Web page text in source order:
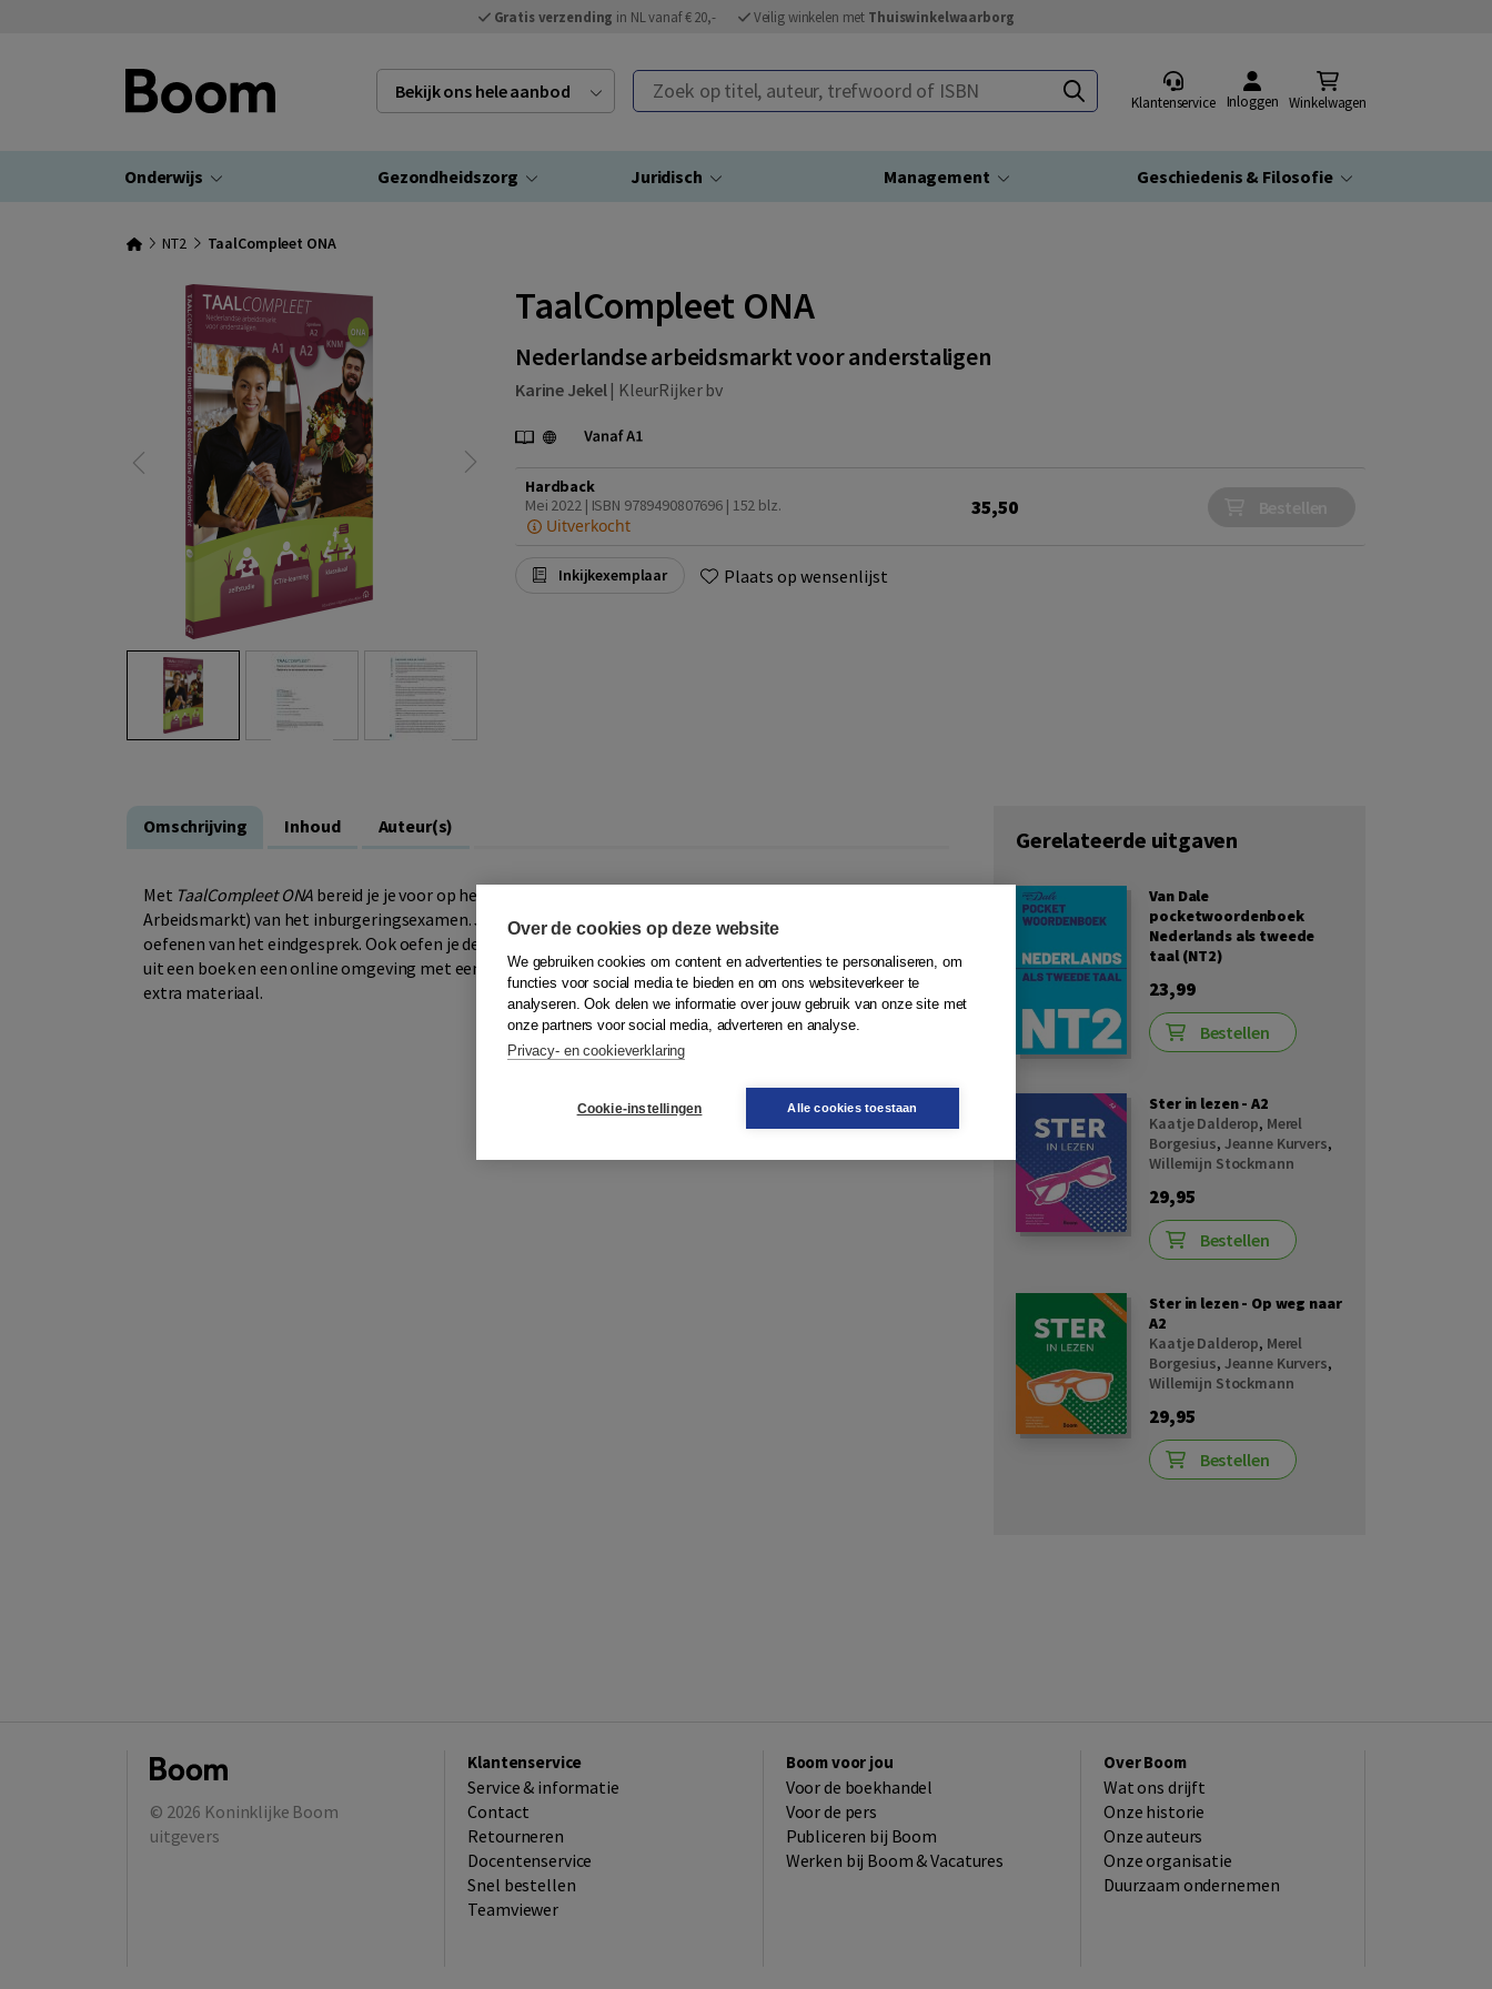
Gratis verzending in NL vanaf € 20,- Veilig winkelen met Thuiswinkelwaarborg
Bekijk ons hele aanbod Zoek op titel, auteur, trefwoord of ISBN
Klantenservice Inloggen Winkelwagen
Onderwijs Gezondheidszorg Juridisch Management Geschiedenis & Filosofie
NT2 TaalCompleet ONA
TaalCompleet ONA
Nederlandse arbeidsmarkt voor anderstaligen
Karine Jekel| KleurRijker bv
Hardback
Mei 2022 | ISBN 9789490807696 | 152 blz.
Uitverkocht
35,50
Inkijkexemplaar Plaats op wensenlijst
Omschrijving Inhoud Auteur(s)
Met TaalCompleet ONA bereid je je voor op het onderdeel ONA (Oriëntatie op de Nederlandse
Arbeidsmarkt) van het inburgeringsexamen. Je krijgt hulp bij het invullen van de 8 resultaatkaarten en het
oefenen van het eindgesprek. Ook oefen je de belangrijke Nederlandse woorden. De lesmethode bestaat
uit een boek en een online omgeving met een startfilm voor iedere module, een woordenschattrainer en
extra materiaal.
Gerelateerde uitgaven
Van Dale
pocketwoordenboek
Nederlands als tweede
taal (NT2)
23,99
Bestellen
Ster in lezen - A2
Kaatje Dalderop, Merel
Borgesius, Jeanne Kurvers,
Willemijn Stockmann
29,95
Bestellen
Ster in lezen - Op weg naar
A2
Kaatje Dalderop, Merel
Borgesius, Jeanne Kurvers,
Willemijn Stockmann
29,95
Bestellen
© 2026 Koninklijke Boom
uitgevers
Klantenservice
Service & informatie
Contact
Retourneren
Docentenservice
Snel bestellen
Teamviewer
Boom voor jou
Voor de boekhandel
Voor de pers
Publiceren bij Boom
Werken bij Boom & Vacatures
Over Boom
Wat ons drijft
Onze historie
Onze auteurs
Onze organisatie
Duurzaam ondernemen
Over de cookies op deze website
We gebruiken cookies om content en advertenties te personaliseren, om
functies voor social media te bieden en om ons websiteverkeer te
analyseren. Ook delen we informatie over jouw gebruik van onze site met
onze partners voor social media, adverteren en analyse.
Privacy- en cookieverklaring
Cookie-instellingen Alle cookies toestaan